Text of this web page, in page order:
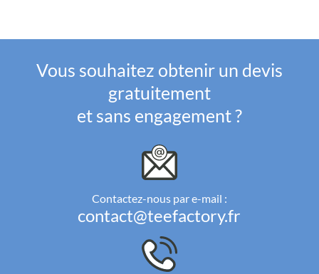
Vous souhaitez obtenir un devis
gratuitement
et sans engagement ?
Contactez-nous par e-mail :
contact@teefactory.fr